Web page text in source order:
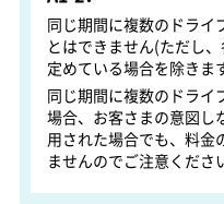
同じ期間に複数のドライ
とはできません(ただし
定めている場合を除きま
同じ期間に複数のドライ
場合、お客さまの意図し
用された場合でも、料金
ませんのでご注意くださ